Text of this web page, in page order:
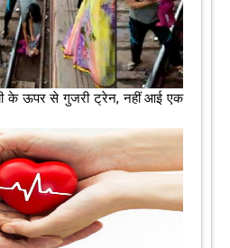
के ऊपर से गुजरी ट्रेन, नहीं आई एक